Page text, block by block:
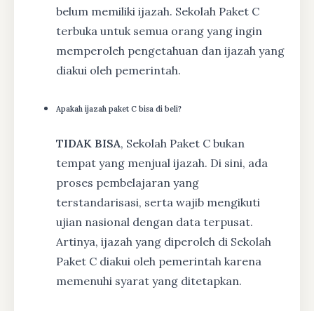
belum memiliki ijazah. Sekolah Paket C
terbuka untuk semua orang yang ingin
memperoleh pengetahuan dan ijazah yang
diakui oleh pemerintah.
Apakah ijazah paket C bisa di beli?
TIDAK BISA, Sekolah Paket C bukan
tempat yang menjual ijazah. Di sini, ada
proses pembelajaran yang
terstandarisasi, serta wajib mengikuti
ujian nasional dengan data terpusat.
Artinya, ijazah yang diperoleh di Sekolah
Paket C diakui oleh pemerintah karena
memenuhi syarat yang ditetapkan.